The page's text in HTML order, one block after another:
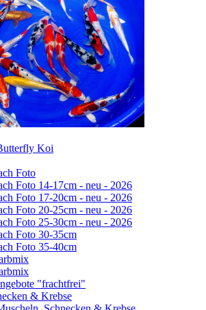
Koi
Foto
Foto 14-17cm - neu - 2026
Foto 17-20cm - neu - 2026
Foto 20-25cm - neu - 2026
Foto 25-30cm - neu - 2026
Foto 30-35cm
Foto 35-40cm
"frachtfrei"
& Krebse